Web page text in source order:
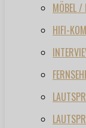
MÖBEL /
HIFI-